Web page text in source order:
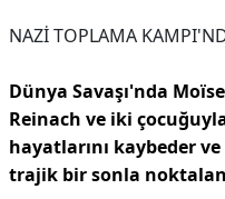
NAZİ TOPLAMA
Dünya Savaşı'nda
Reinach ve iki
hayatlarını kaybeder
trajik bir sonla